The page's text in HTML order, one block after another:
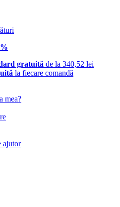
gratuită de la 340,52 lei
la fiecare comandă
mea?
ajutor